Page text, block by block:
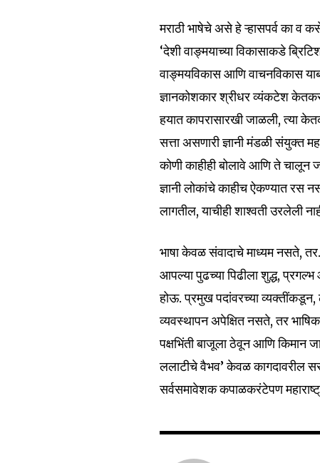
मराठी भाषेचे असे हे ऱ्हासपर्व का व
‘देशी वाङ्मयाच्या विकासाकडे
वाङ्मयविकास आणि वाचनविकास
ज्ञानकोशकार श्रीधर व्यंकटेश केतकर
हयात कापरासारखी जाळली, त्या
सत्ता असणारी ज्ञानी मंडळी संयुक्त
कोणी काहीही बोलावे आणि ते चालून
ज्ञानी लोकांचे काहीच ऐकण्यात रस
लागतील, याचीही शाश्वती उरलेली
भाषा केवळ संवादाचे माध्यम नसते,
आपल्या पुढच्या पिढीला शुद्ध,
होऊ. प्रमुख पदांवरच्या
व्यवस्थापन अपेक्षित नसते, तर
पक्षभिंती बाजूला ठेवून आणि किमान
ललाटीचे वैभव’ केवळ कागदावरील
सर्वसमावेशक कपाळकरंटेपण